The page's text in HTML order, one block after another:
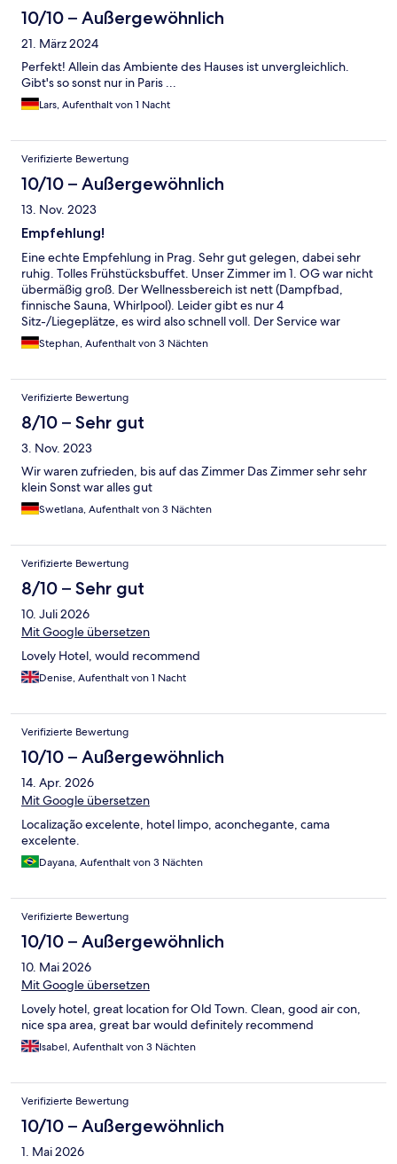
10/10 – Außergewöhnlich
21. März 2024
Perfekt! Allein das Ambiente des Hauses ist unvergleichlich.
Gibt's so sonst nur in Paris ...
Lars, Aufenthalt von 1 Nacht
Verifizierte Bewertung
10/10 – Außergewöhnlich
13. Nov. 2023
Empfehlung!
Eine echte Empfehlung in Prag. Sehr gut gelegen, dabei sehr
ruhig. Tolles Frühstücksbuffet. Unser Zimmer im 1. OG war nicht
übermäßig groß. Der Wellnessbereich ist nett (Dampfbad,
finnische Sauna, Whirlpool). Leider gibt es nur 4
Sitz-/Liegeplätze, es wird also schnell voll. Der Service war
immer zuvorkommend, die Bar auch nett.
Stephan, Aufenthalt von 3 Nächten
Verifizierte Bewertung
8/10 – Sehr gut
3. Nov. 2023
Wir waren zufrieden, bis auf das Zimmer Das Zimmer sehr sehr
klein Sonst war alles gut
Swetlana, Aufenthalt von 3 Nächten
Verifizierte Bewertung
8/10 – Sehr gut
10. Juli 2026
Mit Google übersetzen
Lovely Hotel, would recommend
Denise, Aufenthalt von 1 Nacht
Verifizierte Bewertung
10/10 – Außergewöhnlich
14. Apr. 2026
Mit Google übersetzen
Localização excelente, hotel limpo, aconchegante, cama
excelente.
Dayana, Aufenthalt von 3 Nächten
Verifizierte Bewertung
10/10 – Außergewöhnlich
10. Mai 2026
Mit Google übersetzen
Lovely hotel, great location for Old Town. Clean, good air con,
nice spa area, great bar would definitely recommend
Isabel, Aufenthalt von 3 Nächten
Verifizierte Bewertung
10/10 – Außergewöhnlich
1. Mai 2026